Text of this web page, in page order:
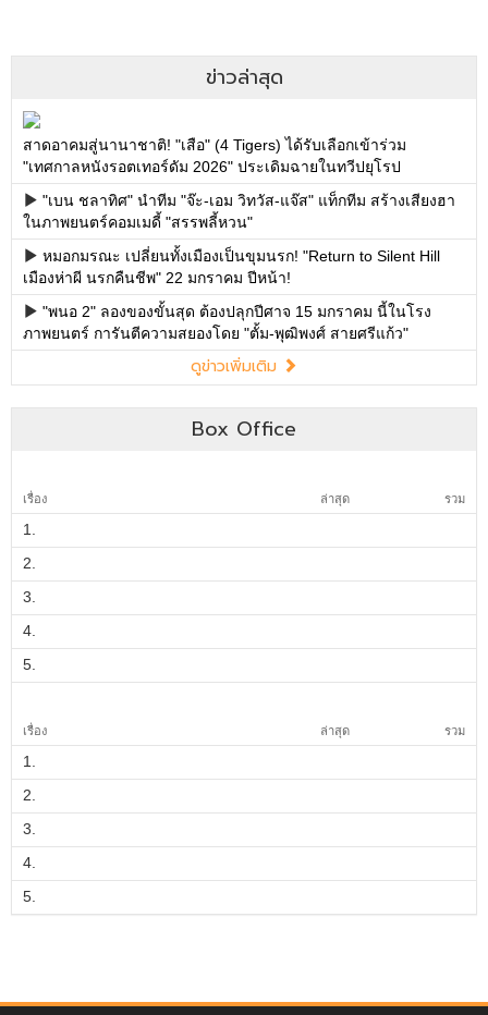
Box Office
เรื่อง ล่าสุด รวม
1.
2.
3.
4.
5.
เรื่อง ล่าสุด รวม
1.
2.
3.
4.
5.